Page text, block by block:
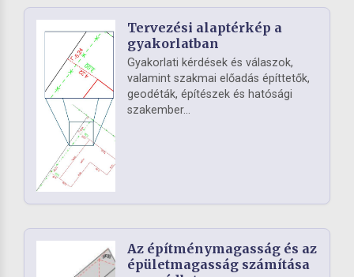
Tervezési alaptérkép a
gyakorlatban
Gyakorlati kérdések és válaszok,
valamint szakmai előadás építtetők,
geodéták, építészek és hatósági
szakember...
Az építménymagasság és az
épületmagasság számítása